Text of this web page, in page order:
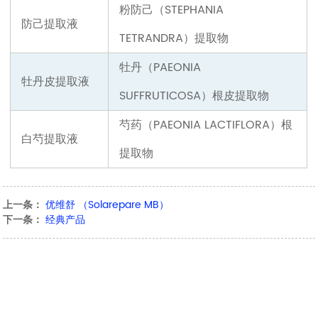
防己提取液
粉防己（STEPHANIA
TETRANDRA）提取物
牡丹皮提取液
牡丹（PAEONIA
SUFFRUTICOSA）根皮提取物
白芍提取液
芍药（PAEONIA LACTIFLORA）根
提取物
上一条： 优维舒 （Solarepare MB）
下一条： 经典产品